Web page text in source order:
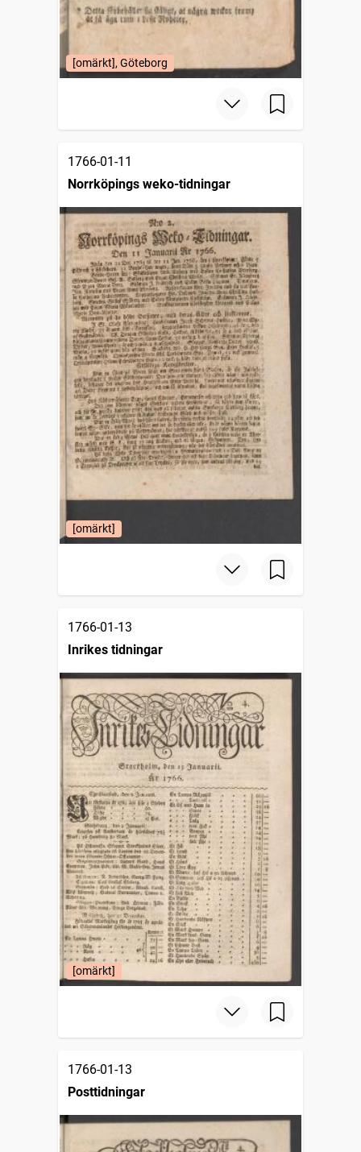
[omärkt], Göteborg
1766-01-11
Norrköpings weko-tidningar
[omärkt]
1766-01-13
Inrikes tidningar
[omärkt]
1766-01-13
Posttidningar